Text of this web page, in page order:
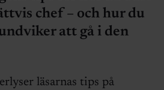
chef – och hur du
att gå i den
läsarnas tips på